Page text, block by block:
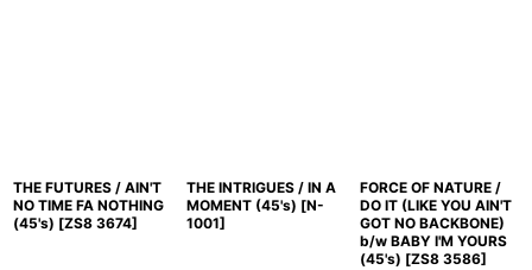
THE FUTURES / AIN'T
NO TIME FA NOTHING
(45's) [ZS8 3674]
THE INTRIGUES / IN A
MOMENT (45's) [N-
1001]
FORCE OF NATURE /
DO IT (LIKE YOU AIN'T
GOT NO BACKBONE)
b/w BABY I'M YOURS
(45's) [ZS8 3586]